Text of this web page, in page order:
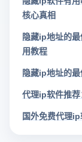
核心真相
隐藏ip地址的
用教程
隐藏ip地址的
代理ip软件推
国外免费代理